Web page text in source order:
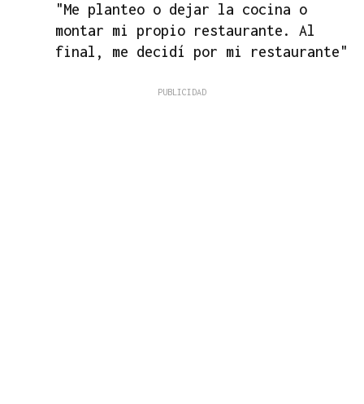
"Me planteo o dejar la cocina o
montar mi propio restaurante. Al
final, me decidí por mi restaurante"